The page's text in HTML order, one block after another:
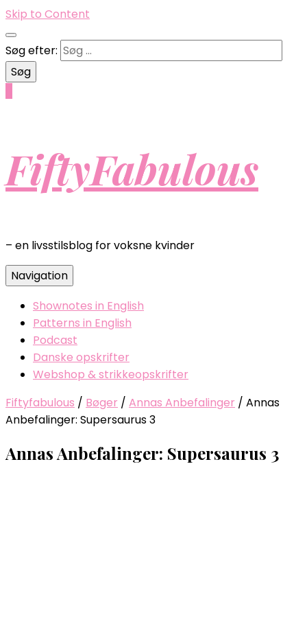
Skip to Content
Søg efter:
FiftyFabulous
– en livsstilsblog for voksne kvinder
Navigation
Shownotes in English
Patterns in English
Podcast
Danske opskrifter
Webshop & strikkeopskrifter
Fiftyfabulous / Bøger / Annas Anbefalinger / Annas
Anbefalinger: Supersaurus 3
Annas Anbefalinger: Supersaurus 3